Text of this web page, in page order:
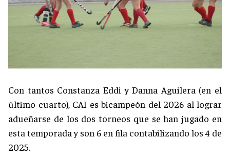
Con tantos Constanza Eddi y Danna Aguilera (en el
último cuarto), CAI es bicampeón del 2026 al lograr
adueñarse de los dos torneos que se han jugado en
esta temporada y son 6 en fila contabilizando los 4 de
2025.